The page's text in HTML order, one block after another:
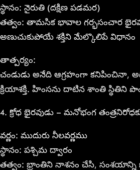
స్థానం: నైరుతి (దక్షిణ పడమర)
తత్వం: తామసిక భావాల గర్భసంచార
అణుచుకుపోయే శక్తిని మేల్కొలిపే విధానం
తాత్పర్యం:
చండుడు అనేది ఆగ్రహంగా కనిపించినా,
క్రియాశక్తి. హింసను దాటిన శాంతి స్థితిని
4. క్రోధ భైరవుడు – మనోభంగ
వర్ణం: ముదురు నీలవర్ణము
స్థానం: పశ్చిమ ద్వారం
తత్వం: భ్రాంతిని నాశనం చేసి, సంశయాన్ని